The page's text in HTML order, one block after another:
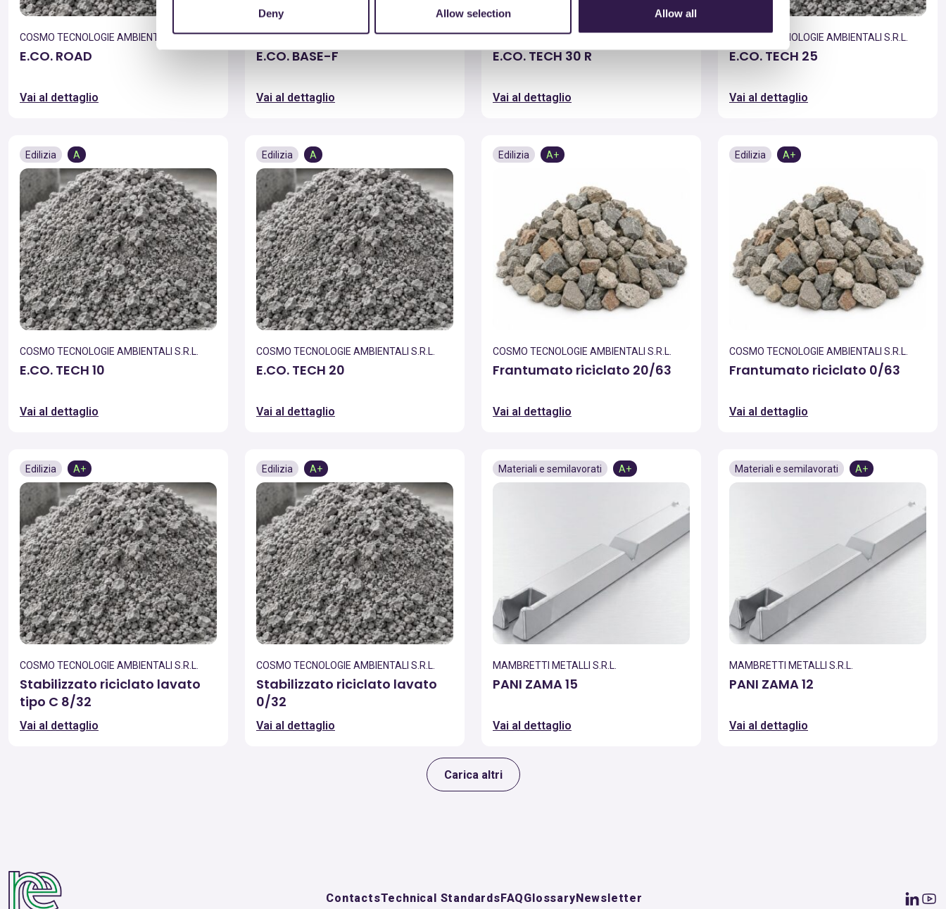
Deny Allow selection Allow all
COSMO TECNOLOGIE AMBIENTALI S.R.L.
E.CO. ROAD
Vai al dettaglio
COSMO TECNOLOGIE AMBIENTALI S.R.L.
E.CO. BASE-F
Vai al dettaglio
COSMO TECNOLOGIE AMBIENTALI S.R.L.
E.CO. TECH 30 R
Vai al dettaglio
COSMO TECNOLOGIE AMBIENTALI S.R.L.
E.CO. TECH 25
Vai al dettaglio
Edilizia A
COSMO TECNOLOGIE AMBIENTALI S.R.L.
E.CO. TECH 10
Vai al dettaglio
Edilizia A
COSMO TECNOLOGIE AMBIENTALI S.R.L.
E.CO. TECH 20
Vai al dettaglio
Edilizia A+
COSMO TECNOLOGIE AMBIENTALI S.R.L.
Frantumato riciclato 20/63
Vai al dettaglio
Edilizia A+
COSMO TECNOLOGIE AMBIENTALI S.R.L.
Frantumato riciclato 0/63
Vai al dettaglio
Edilizia A+
COSMO TECNOLOGIE AMBIENTALI S.R.L.
Stabilizzato riciclato lavato
tipo C 8/32
Vai al dettaglio
Edilizia A+
COSMO TECNOLOGIE AMBIENTALI S.R.L.
Stabilizzato riciclato lavato
0/32
Vai al dettaglio
Materiali e semilavorati A+
MAMBRETTI METALLI S.R.L.
PANI ZAMA 15
Vai al dettaglio
Materiali e semilavorati A+
MAMBRETTI METALLI S.R.L.
PANI ZAMA 12
Vai al dettaglio
Carica altri
ContactsTechnical StandardsFAQGlossaryNewsletter